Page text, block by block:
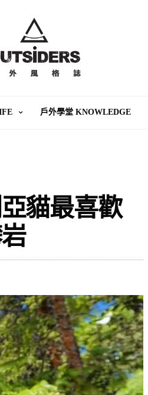
戶外學堂 KNOWLEDGE
貓最喜歡